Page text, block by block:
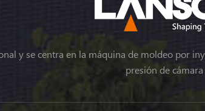
y se centra en la máquina de moldeo por
presión de